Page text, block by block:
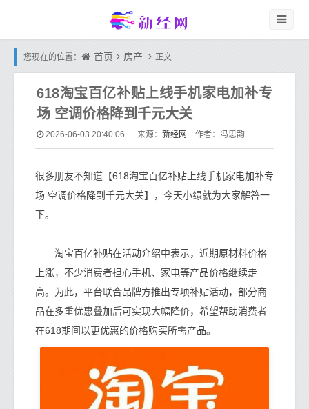
您现在的位置： 首页 房产 正文
618淘宝百亿补贴上线手机家电加补专
场 空调价格降到千元大关
2026-06-03 20:40:06 来源： 新经网 作者：冯思韵
很多朋友不知道【618淘宝百亿补贴上线手机家电加补专
场 空调价格降到千元大关】，今天小绿就为大家解答一
下。
淘宝百亿补贴在活动介绍中表示，近期原材料价格
上涨，不少消费者担心手机、家电等产品价格继续走
高。为此，平台联合品牌方推出专项补贴活动，部分商
品在多重优惠叠加后可实现大幅降价，希望帮助消费者
在618期间以更优惠的价格购买所需产品。